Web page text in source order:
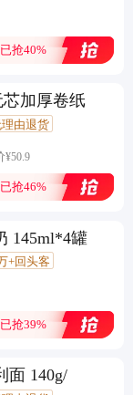
已抢40%
芯加厚卷纸
由退货
¥50.9
已抢46%
145ml*4罐
+回头客
已抢39%
面 140g/